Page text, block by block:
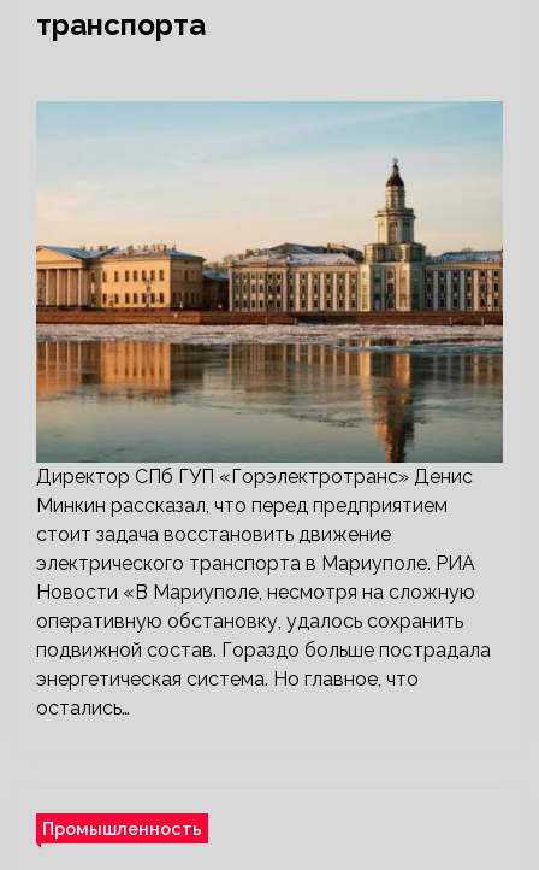
транспорта
Директор СПб ГУП «Горэлектротранс» Денис
Минкин рассказал, что перед предприятием
стоит задача восстановить движение
электрического транспорта в Мариуполе. РИА
Новости «В Мариуполе, несмотря на сложную
оперативную обстановку, удалось сохранить
подвижной состав. Гораздо больше пострадала
энергетическая система. Но главное, что
остались…
Промышленность